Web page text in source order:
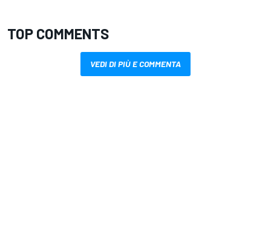
TOP COMMENTS
VEDI DI PIÙ E COMMENTA